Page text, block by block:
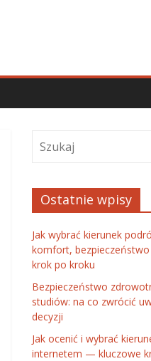
Ostatnie wpisy
Jak wybrać kierunek
komfort,
krok po kroku
Bezpieczeństwo
studiów: na co zwrócić
decyzji
Jak ocenić i wybrać
internetem — kluczowe